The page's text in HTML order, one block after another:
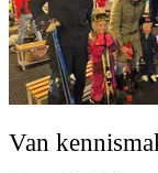
Van